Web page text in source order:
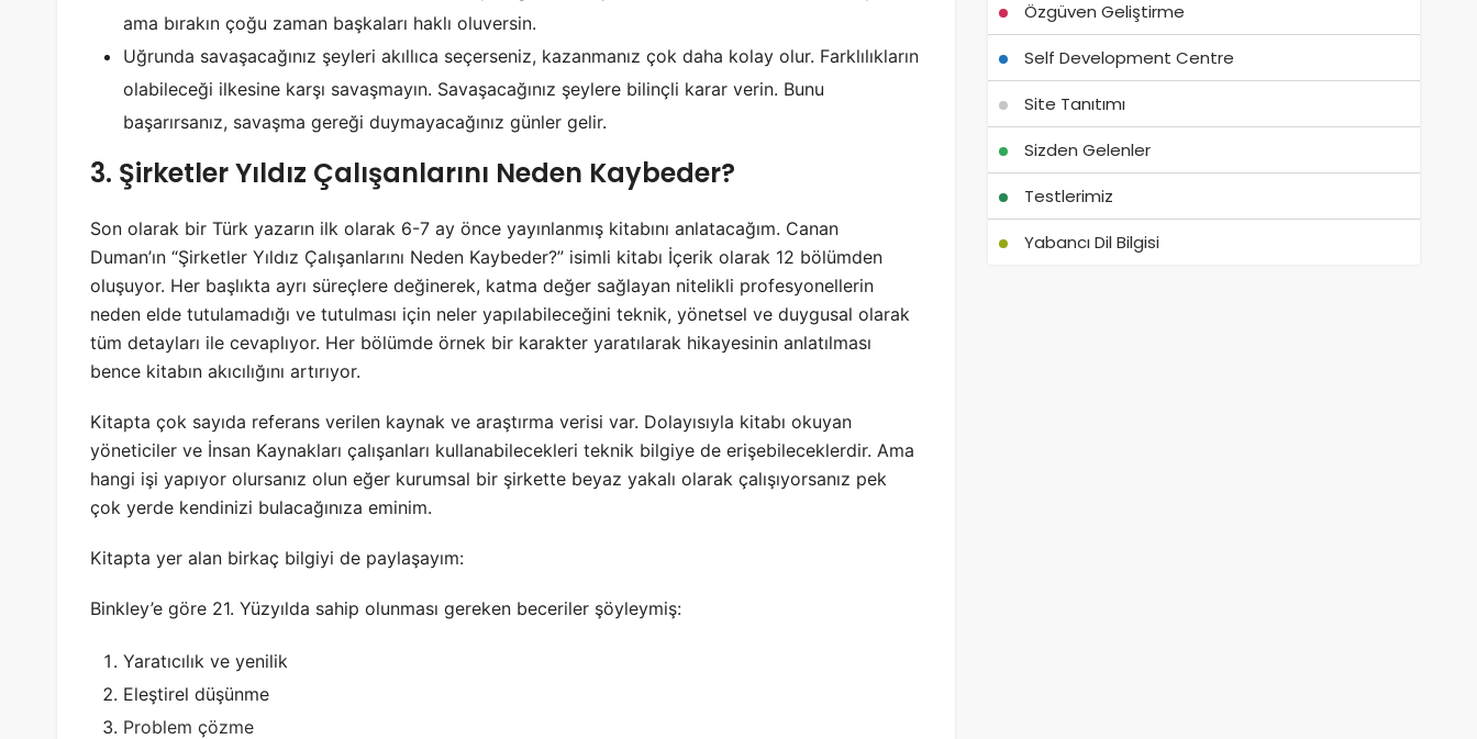
ama bırakın çoğu zaman başkaları haklı oluversin.
Uğrunda savaşacağınız şeyleri akıllıca seçerseniz, kazanmanız çok daha kolay olur. Farklılıkların
olabileceği ilkesine karşı savaşmayın. Savaşacağınız şeylere bilinçli karar verin. Bunu
başarırsanız, savaşma gereği duymayacağınız günler gelir.
3. Şirketler Yıldız Çalışanlarını Neden Kaybeder?
Son olarak bir Türk yazarın ilk olarak 6-7 ay önce yayınlanmış kitabını anlatacağım. Canan
Duman’ın “Şirketler Yıldız Çalışanlarını Neden Kaybeder?” isimli kitabı İçerik olarak 12 bölümden
oluşuyor. Her başlıkta ayrı süreçlere değinerek, katma değer sağlayan nitelikli profesyonellerin
neden elde tutulamadığı ve tutulması için neler yapılabileceğini teknik, yönetsel ve duygusal olarak
tüm detayları ile cevaplıyor. Her bölümde örnek bir karakter yaratılarak hikayesinin anlatılması
bence kitabın akıcılığını artırıyor.
Kitapta çok sayıda referans verilen kaynak ve araştırma verisi var. Dolayısıyla kitabı okuyan
yöneticiler ve İnsan Kaynakları çalışanları kullanabilecekleri teknik bilgiye de erişebileceklerdir. Ama
hangi işi yapıyor olursanız olun eğer kurumsal bir şirkette beyaz yakalı olarak çalışıyorsanız pek
çok yerde kendinizi bulacağınıza eminim.
Kitapta yer alan birkaç bilgiyi de paylaşayım:
Binkley’e göre 21. Yüzyılda sahip olunması gereken beceriler şöyleymiş:
Yaratıcılık ve yenilik
Eleştirel düşünme
Problem çözme
Özgüven Geliştirme
Self Development Centre
Site Tanıtımı
Sizden Gelenler
Testlerimiz
Yabancı Dil Bilgisi